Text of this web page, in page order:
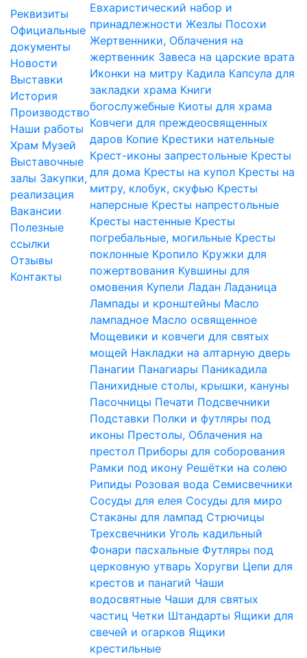
Реквизиты
Официальные
документы
Новости
Выставки
История
Производство
Наши работы
Храм Музей
Выставочные
залы Закупки,
реализация
Вакансии
Полезные
ссылки
Отзывы
Контакты
Евхаристический набор и
принадлежности Жезлы Посохи
Жертвенники, Облачения на
жертвенник Завеса на царские врата
Иконки на митру Кадила Капсула для
закладки храма Книги
богослужебные Киоты для храма
Ковчеги для преждеосвященных
даров Копие Крестики нательные
Крест-иконы запрестольные Кресты
для дома Кресты на купол Кресты на
митру, клобук, скуфью Кресты
наперсные Кресты напрестольные
Кресты настенные Кресты
погребальные, могильные Кресты
поклонные Кропило Кружки для
пожертвования Кувшины для
омовения Купели Ладан Ладаница
Лампады и кронштейны Масло
лампадное Масло освященное
Мощевики и ковчеги для святых
мощей Накладки на алтарную дверь
Панагии Панагиары Паникадила
Панихидные столы, крышки, кануны
Пасочницы Печати Подсвечники
Подставки Полки и футляры под
иконы Престолы, Облачения на
престол Приборы для соборования
Рамки под икону Решётки на солею
Рипиды Розовая вода Семисвечники
Сосуды для елея Сосуды для миро
Стаканы для лампад Стрючицы
Трехсвечники Уголь кадильный
Фонари пасхальные Футляры под
церковную утварь Хоругви Цепи для
крестов и панагий Чаши
водосвятные Чаши для святых
частиц Четки Штандарты Ящики для
свечей и огарков Ящики
крестильные